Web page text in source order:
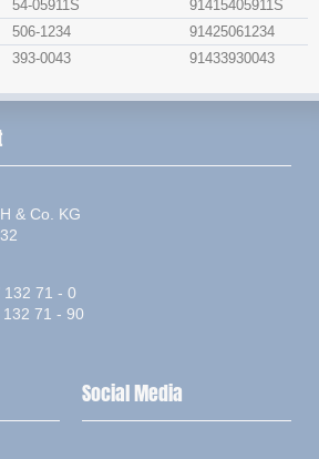
54-05911S
91415405911S
506-1234
91425061234
393-0043 91433930043
& Co. KG
132 71 - 0
71 - 90
Social Media